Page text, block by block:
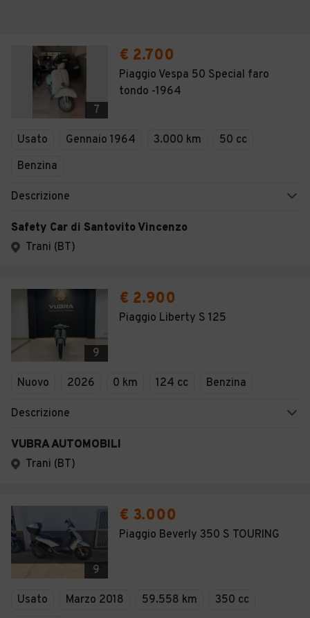
7
€ 2.700
Piaggio Vespa 50 Special faro
tondo -1964
Usato Gennaio 1964 3.000 km
50 cc
Benzina
Descrizione
Safety Car di Santovito Vincenzo
Trani (BT)
9
€ 2.900
Piaggio Liberty S 125
Nuovo 2026 0 km 124 cc Benzina
Descrizione
VUBRA AUTOMOBILI
Trani (BT)
9
€ 3.000
Piaggio Beverly 350 S TOURING
Usato Marzo 2018 59.558 km 350 cc